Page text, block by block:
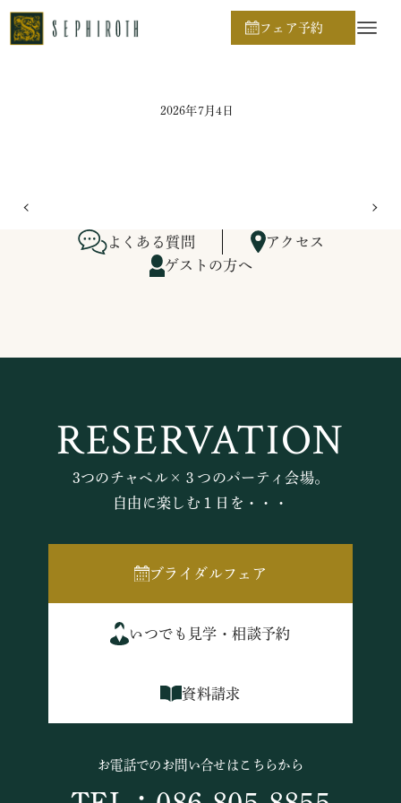
フェア予約
ホーム
2026年7月4日
よくある質問
アクセス
ゲストの方へ
RESERVATION
3つのチャペル×３つのパーティ会場。
自由に楽しむ１日を・・・
ブライダルフェア
いつでも見学・相談予約
資料請求
お電話でのお問い合せはこちらから